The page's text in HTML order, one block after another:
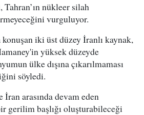
nükleer silah
vurguluyor.
konuşan iki üst düzey İranlı kaynak,
yüksek düzeyde
ülke dışına çıkarılmaması
söyledi.
arasında devam eden
gerilim başlığı oluşturabileceği